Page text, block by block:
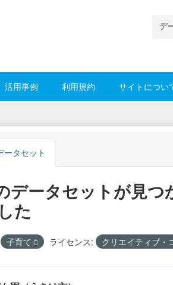
活用事例 利用規約 サイトについ
ータセット
データセットが見つ
た
子育て ライセンス: クリエイティブ・